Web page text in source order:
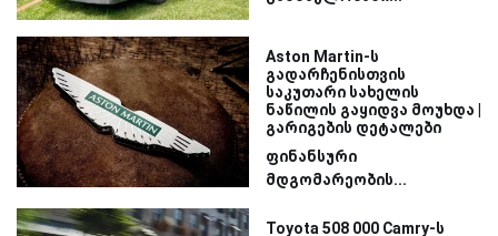
Aston Martin-ს
გადარჩენისთვის
საკუთარი სახელის
ნაწილის გაყიდვა მოუხდა |
გარიგების დეტალები
ფინანსური
მდგომარეობის...
Toyota 508 000 Camry-ს